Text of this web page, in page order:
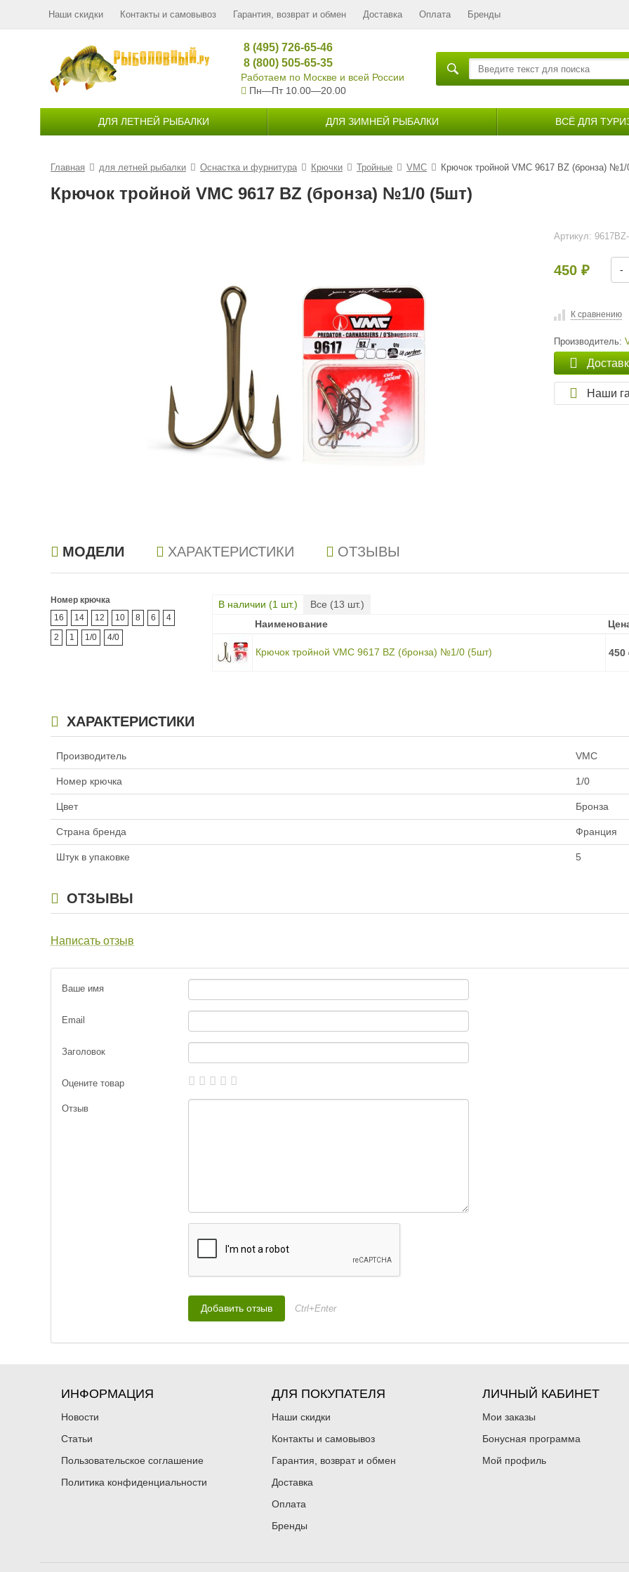
Наши скидки Контакты и самовывоз Гарантия, возврат и обмен Доставка Оплата Бренды
8 (495) 726-65-46
8 (800) 505-65-35
Работаем по Москве и всей России
Пн—Пт 10.00—20.00
ДЛЯ ЛЕТНЕЙ РЫБАЛКИ ДЛЯ ЗИМНЕЙ РЫБАЛКИ ВСЁ ДЛЯ
Главная для летней рыбалки Оснастка и фурнитура Крючки Тройные VMC Крючок тройной VMC 9617 BZ (бронза)
Крючок тройной VMC 9617 BZ (бронза) №1/0 (5шт)
Артикул:
450₽ -
К сравнению
Производитель:
Наши
МОДЕЛИ ХАРАКТЕРИСТИКИ ОТЗЫВЫ
Номер крючка
16
14 12 10 8 6
4
2
1 1/0 4/0
В наличии (1 шт.) Все (13 шт.)
Наименование
Наименование
Крючок тройной VMC 9617 BZ (бронза) №1/0 (5шт) 450
ХАРАКТЕРИСТИКИ
Производитель VMC
Номер крючка 1/0
Цвет Бронза
Страна бренда Франция
Штук в упаковке 5
ОТЗЫВЫ
Написать отзыв
Ваше имя
Email
Заголовок
Оцените товар
Отзыв
Ctrl+Enter
ИНФОРМАЦИЯ
Новости
Статьи
Пользовательское соглашение
Политика конфиденциальности
ДЛЯ ПОКУПАТЕЛЯ
Наши скидки
Контакты и самовывоз
Гарантия, возврат и обмен
Доставка
Оплата
Бренды
ЛИЧНЫЙ КАБИНЕТ
Мои заказы
Бонусная программа
Мой профиль